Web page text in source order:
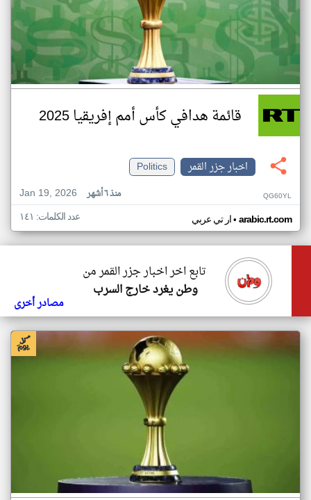
قائمة هدافي كأس أمم إفريقيا 2025
اخبار جزر القمر
Politics
Jan 19, 2026
منذ ٦ أشهر QG60YL
ار تي عربي• arabic.rt.com عدد الكلمات: ١٤١
تابع اخر اخبار جزر القمر من
وطن يغرد خارج السرب
مصادر أخرى